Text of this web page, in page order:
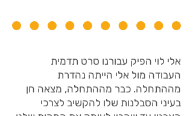
אלי לוי הפיק עבורנו סרט תדמית
העבודה מול אלי הייתה נהדרת
מההתחלה. כבר מההתחלה, מצאה חן
בעיני הסבלנות שלו להקשיב לצרכי